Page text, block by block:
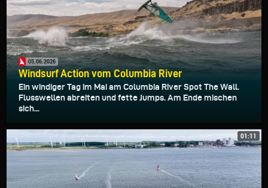
05.06.2026
Windsurf Action vom Columbia River
Ein windiger Tag im Mai am Columbia River Spot The Wall.
Flusswellen abreiten und fette Jumps. Am Ende mischen
sich...
01:11